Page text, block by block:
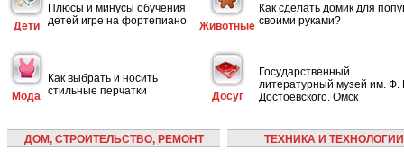
Дети
Плюсы и минусы обучения
детей игре на фортепиано
Животные
Как сделать домик для
своими руками?
Мода
Как выбрать и носить
стильные перчатки
Досуг
Государственный
литературный музей им. Ф.
Достоевского. Омск
ДОМ, СТРОИТЕЛЬСТВО, РЕМОНТ ТЕХНИКА И ТЕХНОЛОГИИ